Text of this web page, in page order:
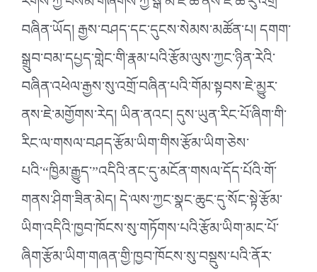
བཞིན་ཡོད། རྒྱས་བཤད་དང་དུངས་སེམས་མཚོན་པ། དགག་
སྒྲུབ་བམ་དཔྱད་གླེང་གི་རྣམ་པའི་རྩོམ་ལུས་ཀྱང་ཉིན་རེའི་
བཞིན་འཕེལ་རྒྱས་སུ་འགྲོ་བཞིན་པའི་གོམ་སྟབས་ཇེ་མྱུར་
ནས་ཇེ་མགྱོགས་རེད། ཡིན་ནའང། དུས་ཡུན་རིང་པོ་ཞིག་གི་
རིང་ལ་གསལ་བཤད་རྩོམ་ཡིག་གིས་རྩོམ་ཡིག་ཅེས་
པའི་“ཁྱིམ་རྒྱུད་”འདིའི་ནང་དུ་མངོན་གསལ་དོད་པོའི་གོ་
གནས་ཤིག་ཟིན་མེད། དེ་ལས་ཀྱང་སྣང་ཆུང་དུ་སོང་སྟེ་རྩོམ་
ཡིག་འདིའི་ཁྱབ་ཁོངས་སུ་གཏོགས་པའི་རྩོམ་ཡིག་མང་པོ་
ཞིག་རྩོམ་ཡིག་གཞན་གྱི་ཁྱབ་ཁོངས་སུ་བསྡུས་པའི་ནོར་